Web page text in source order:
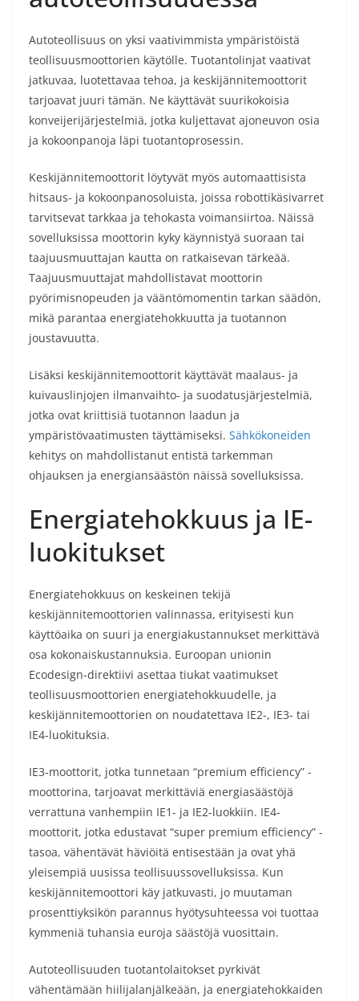
Autoteollisuus on yksi vaativimmista ympäristöistä
teollisuusmoottorien käytölle. Tuotantolinjat vaativat
jatkuvaa, luotettavaa tehoa, ja keskijännitemoottorit
tarjoavat juuri tämän. Ne käyttävät suurikokoisia
konveijerijärjestelmiä, jotka kuljettavat ajoneuvon osia
ja kokoonpanoja läpi tuotantoprosessin.
Keskijännitemoottorit löytyvät myös automaattisista
hitsaus- ja kokoonpanosoluista, joissa robottikäsivarret
tarvitsevat tarkkaa ja tehokasta voimansiirtoa. Näissä
sovelluksissa moottorin kyky käynnistyä suoraan tai
taajuusmuuttajan kautta on ratkaisevan tärkeää.
Taajuusmuuttajat mahdollistavat moottorin
pyörimisnopeuden ja vääntömomentin tarkan säädön,
mikä parantaa energiatehokkuutta ja tuotannon
joustavuutta.
Lisäksi keskijännitemoottorit käyttävät maalaus- ja
kuivauslinjojen ilmanvaihto- ja suodatusjärjestelmiä,
jotka ovat kriittisiä tuotannon laadun ja
ympäristövaatimusten täyttämiseksi. Sähkökoneiden
kehitys on mahdollistanut entistä tarkemman
ohjauksen ja energiansäästön näissä sovelluksissa.
Energiatehokkuus ja IE-
luokitukset
Energiatehokkuus on keskeinen tekijä
keskijännitemoottorien valinnassa, erityisesti kun
käyttöaika on suuri ja energiakustannukset merkittävä
osa kokonaiskustannuksia. Euroopan unionin
Ecodesign-direktiivi asettaa tiukat vaatimukset
teollisuusmoottorien energiatehokkuudelle, ja
keskijännitemoottorien on noudatettava IE2-, IE3- tai
IE4-luokituksia.
IE3-moottorit, jotka tunnetaan “premium efficiency” -
moottorina, tarjoavat merkittäviä energiasäästöjä
verrattuna vanhempiin IE1- ja IE2-luokkiin. IE4-
moottorit, jotka edustavat “super premium efficiency” -
tasoa, vähentävät häviöitä entisestään ja ovat yhä
yleisempiä uusissa teollisuussovelluksissa. Kun
keskijännitemoottori käy jatkuvasti, jo muutaman
prosenttiyksikön parannus hyötysuhteessa voi tuottaa
kymmeniä tuhansia euroja säästöjä vuosittain.
Autoteollisuuden tuotantolaitokset pyrkivät
vähentämään hiilijalanjälkeään, ja energiatehokkaiden